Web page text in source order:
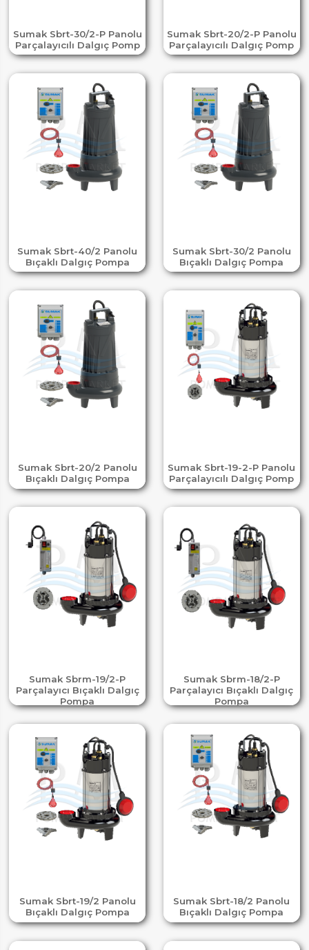
Sumak Sbrt-30/2-P Panolu
Parçalayıcılı Dalgıç Pomp
Sumak Sbrt-20/2-P Panolu
Parçalayıcılı Dalgıç Pomp
Sumak Sbrt-40/2 Panolu
Bıçaklı Dalgıç Pompa
Sumak Sbrt-30/2 Panolu
Bıçaklı Dalgıç Pompa
Sumak Sbrt-20/2 Panolu
Bıçaklı Dalgıç Pompa
Sumak Sbrt-19-2-P Panolu
Parçalayıcılı Dalgıç Pomp
Sumak Sbrm-19/2-P
Parçalayıcı Bıçaklı Dalgıç
Pompa
Sumak Sbrm-18/2-P
Parçalayıcı Bıçaklı Dalgıç
Pompa
Sumak Sbrt-19/2 Panolu
Bıçaklı Dalgıç Pompa
Sumak Sbrt-18/2 Panolu
Bıçaklı Dalgıç Pompa